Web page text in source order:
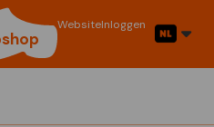
WebsiteInloggen